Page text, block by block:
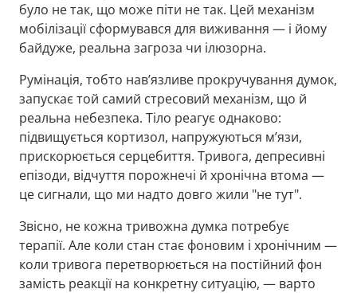
було не так, що може піти не так. Цей механізм
мобілізації сформувався для виживання — і йому
байдуже, реальна загроза чи ілюзорна.
Румінація, тобто нав’язливе прокручування думок,
запускає той самий стресовий механізм, що й
реальна небезпека. Тіло реагує однаково:
підвищується кортизол, напружуються м’язи,
прискорюється серцебиття. Тривога, депресивні
епізоди, відчуття порожнечі й хронічна втома —
це сигнали, що ми надто довго жили "не тут".
Звісно, не кожна тривожна думка потребує
терапії. Але коли стан стає фоновим і хронічним —
коли тривога перетворюється на постійний фон
замість реакції на конкретну ситуацію, — варто